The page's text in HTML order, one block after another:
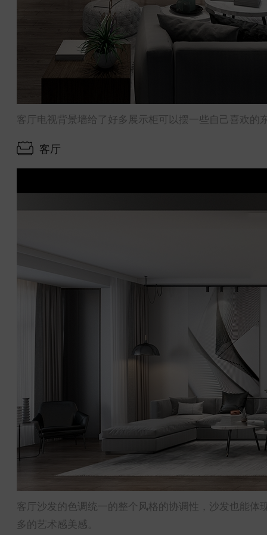
客厅电视背景墙给了好多展示柜可以摆一些自己喜欢
客厅
客厅沙发的色调统一的整个风格的协调性，沙发也能
多的艺术感美感。